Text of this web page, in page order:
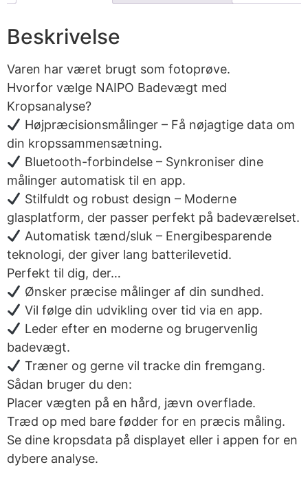
Beskrivelse
Varen har været brugt som fotoprøve.
Hvorfor vælge NAIPO Badevægt med
Kropsanalyse?
Højpræcisionsmålinger – Få nøjagtige data om
din kropssammensætning.
Bluetooth-forbindelse – Synkroniser dine
målinger automatisk til en app.
Stilfuldt og robust design – Moderne
glasplatform, der passer perfekt på badeværelset.
Automatisk tænd/sluk – Energibesparende
teknologi, der giver lang batterilevetid.
Perfekt til dig, der…
Ønsker præcise målinger af din sundhed.
Vil følge din udvikling over tid via en app.
Leder efter en moderne og brugervenlig
badevægt.
Træner og gerne vil tracke din fremgang.
Sådan bruger du den:
Placer vægten på en hård, jævn overflade.
Træd op med bare fødder for en præcis måling.
Se dine kropsdata på displayet eller i appen for en
dybere analyse.